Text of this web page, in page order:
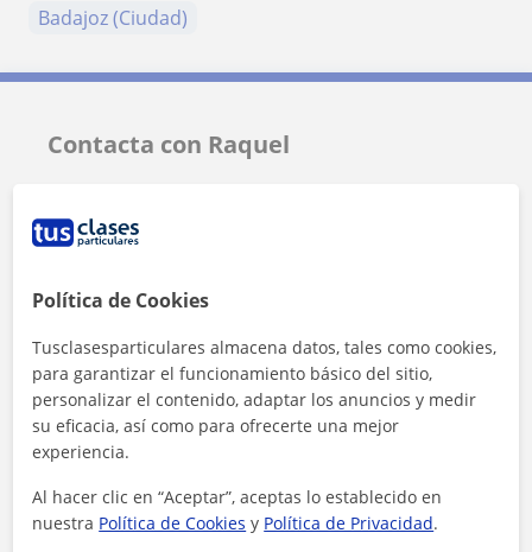
Badajoz (Ciudad)
Contacta con Raquel
Política de Cookies
Tusclasesparticulares almacena datos, tales como cookies,
para garantizar el funcionamiento básico del sitio,
personalizar el contenido, adaptar los anuncios y medir
su eficacia, así como para ofrecerte una mejor
experiencia.
Al hacer clic en “Aceptar”, aceptas lo establecido en
nuestra Política de Cookies y Política de Privacidad.